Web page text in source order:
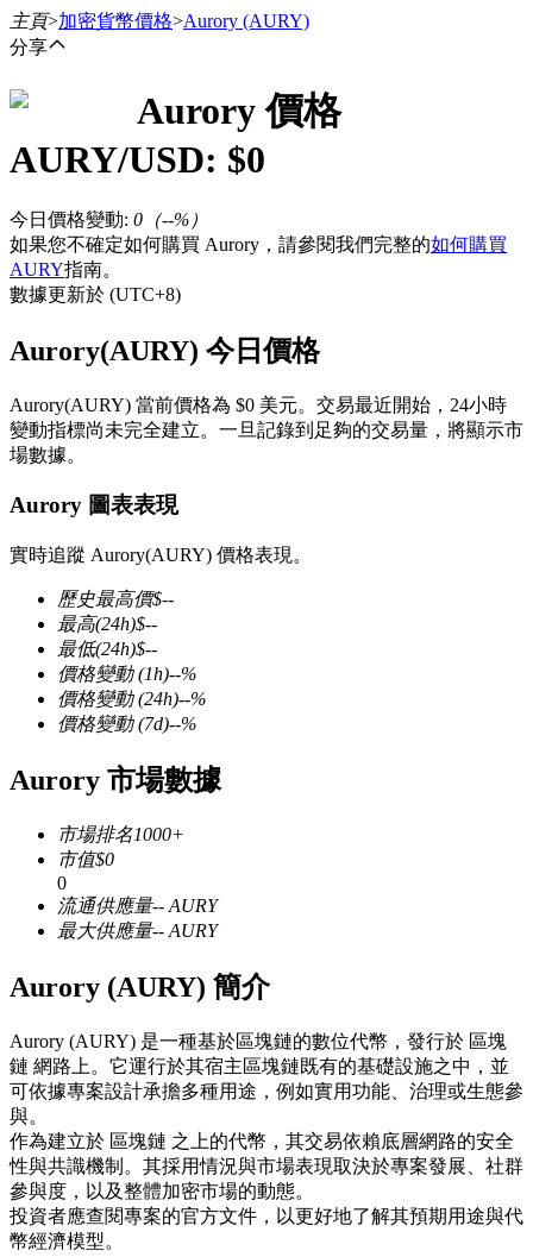
多種以USDT結算的永續合約
幣本位永續
以數字貨幣為保證金的永續合約
美股、外匯、貴金屬及大宗商品衍生性商品
USDC永續
多種以USDC結算的永續合約
主頁>加密貨幣價格>Aurory (AURY)
分享
Aurory 價格
AURY/USD: $0
今日價格變動: 0 （--%）
如果您不確定如何購買 Aurory，請參閱我們完整的如何購買
AURY指南。
數據更新於 (UTC+8)
Aurory(AURY) 今日價格
Aurory(AURY) 當前價格為 $0 美元。交易最近開始，24小時
變動指標尚未完全建立。一旦記錄到足夠的交易量，將顯示市
場數據。
Aurory 圖表表現
實時追蹤 Aurory(AURY) 價格表現。
歷史最高價$--
最高(24h)$--
最低(24h)$--
價格變動(1h)--%
價格變動(24h)--%
價格變動(7d)--%
Aurory 市場數據
市場排名1000+
市值$0
0
流通供應量-- AURY
最大供應量-- AURY
Aurory (AURY) 簡介
Aurory (AURY) 是一種基於區塊鏈的數位代幣，發行於 區塊
鏈 網路上。它運行於其宿主區塊鏈既有的基礎設施之中，並
可依據專案設計承擔多種用途，例如實用功能、治理或生態參
與。
作為建立於 區塊鏈 之上的代幣，其交易依賴底層網路的安全
性與共識機制。其採用情況與市場表現取決於專案發展、社群
參與度，以及整體加密市場的動態。
投資者應查閱專案的官方文件，以更好地了解其預期用途與代
幣經濟模型。